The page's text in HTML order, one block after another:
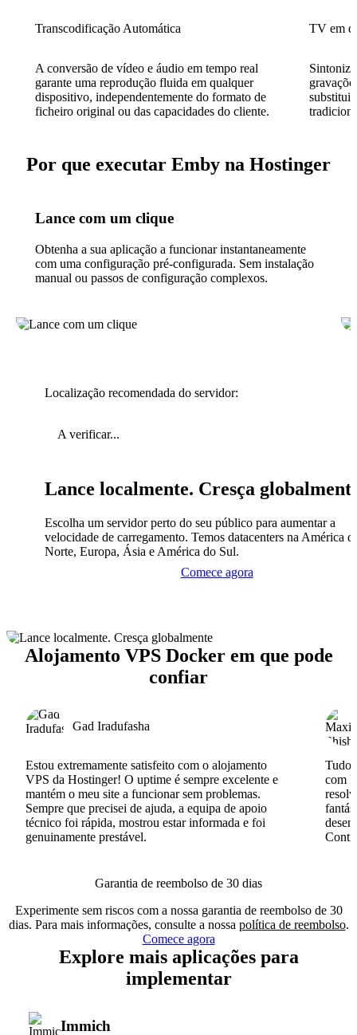
Transcodificação Automática
A conversão de vídeo e áudio em tempo real
garante uma reprodução fluida em qualquer
dispositivo, independentemente do formato de
ficheiro original ou das capacidades do cliente.
TV em
Por que executar Emby na Hostinger
Lance com um clique
Obtenha a sua aplicação a funcionar instantaneamente
com uma configuração pré-configurada. Sem instalação
manual ou passos de configuração complexos.
Localização recomendada do servidor:
A verificar...
Lance localmente. Cresça
Escolha um servidor perto do seu público para aumentar a
velocidade de carregamento. Temos datacenters na América
Norte, Europa, Ásia e América do Sul.
Comece agora
Alojamento VPS Docker em que pode
confiar
Gad Iradufasha
Estou extremamente satisfeito com o alojamento
VPS da Hostinger! O uptime é sempre excelente e
mantém o meu site a funcionar sem problemas.
Sempre que precisei de ajuda, a equipa de apoio
técnico foi rápida, mostrou estar informada e foi
genuinamente prestável.
Tudo
com
Garantia de reembolso de 30 dias
Experimente sem riscos com a nossa garantia de reembolso de 30
dias. Para mais informações, consulte a nossa política de reembolso.
Comece agora
Explore mais aplicações para
implementar
Immich